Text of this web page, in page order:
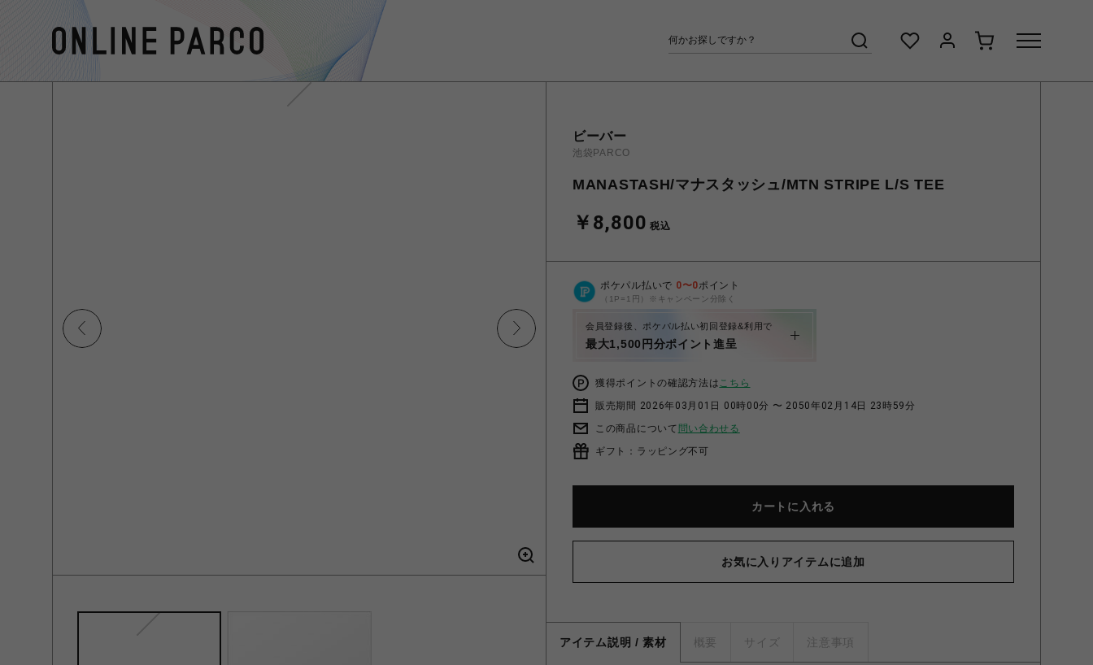
ビーバー
池袋PARCO
MANASTASH/マナスタッシュ/MTN STRIPE L/S TEE
￥8,800 税込
ポケパル払いで 0〜0ポイント
（1P=1円）※キャンペーン分除く
会員登録後、ポケパル払い初回登録&利用で
最大1,500円分ポイント進呈
獲得ポイントの確認方法はこちら
販売期間 2026年03月01日 00時00分 〜 2050年02月14日 23時59分
この商品について 問い合わせる
ギフト：ラッピング不可
カートに入れる
お気に入りアイテムに追加
アイテム説明 / 素材 概要 サイズ 注意事項